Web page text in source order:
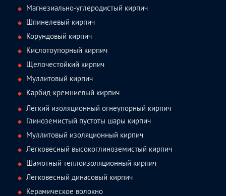
Магнезиально-углеродистый кирпич
Шпинелевый кирпич
Корундовый кирпич
Кислотоупорный кирпич
Щелочестойкий кирпич
Муллитовый кирпич
Карбид-кремниевый кирпич
Легкий изоляционный огнеупорный кирпич
Глиноземистый пустоты шары кирпич
Муллитовый изоляционный кирпич
Легковесный высокоглиноземистый кирпич
Шамотный теплоизоляционный кирпич
Легковесный динасовый кирпич
Керамическое волокно